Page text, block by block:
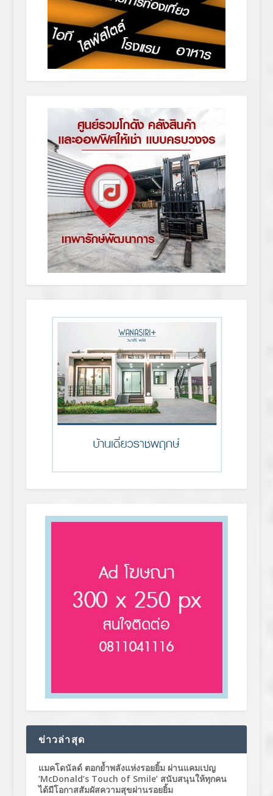
ข่าวล่าสุด
แมคโดนัลด์ ตอกย้ำพลังแห่งรอยยิ้ม ผ่านแคมเปญ
‘McDonald’s Touch of Smile’ สนับสนุนให้ทุกคน
ได้มีโอกาสสัมผัสความสุขผ่านรอยยิ้ม